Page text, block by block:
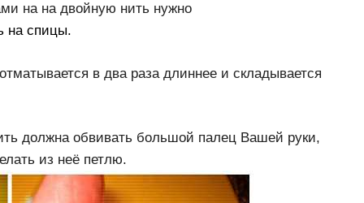
на на двойную нить нужно
на спицы.
в два раза длиннее и складывается
должна обвивать большой палец Вашей руки,
из неё петлю.